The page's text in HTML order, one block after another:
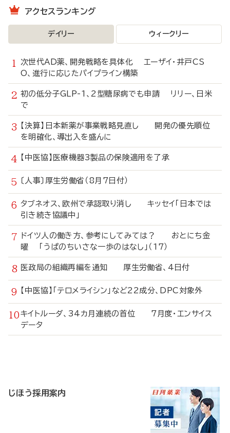
アクセスランキング
デイリー ウィークリー
次世代AD薬、開発戦略を具体化 エーザイ・井戸CS
O、進行に応じたパイプライン構築
初の低分子GLP-1、2型糖尿病でも申請 リリー、日米
で
【決算】日本新薬が事業戦略見直し 開発の優先順位
を明確化、導出入を盛んに
【中医協】医療機器3製品の保険適用を了承
〔人事〕厚生労働省（8月7日付）
タブネオス、欧州で承認取り消し キッセイ「日本では
引き続き協議中」
ドイツ人の働き方、参考にしてみては？ おとにち金
曜 「うぱのちいさな一歩のはなし」（17）
医政局の組織再編を通知 厚生労働省、4日付
【中医協】「テロメライシン」など22成分、DPC対象外
キイトルーダ、34カ月連続の首位 7月度・エンサイス
データ
じほう採用案内